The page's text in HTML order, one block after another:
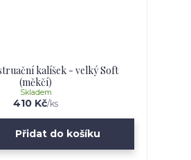
kalíšek - velký Soft
(měkčí)
410 Kč/ks
Skladem
Přidat do košíku